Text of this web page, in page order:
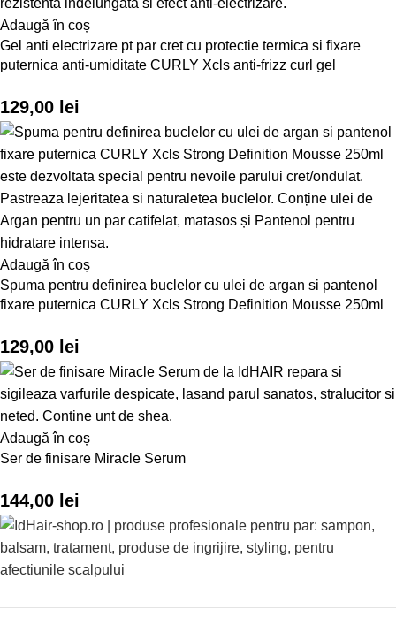
Adaugă în coș
Gel anti electrizare pt par cret cu protectie termica si fixare
puternica anti-umiditate CURLY Xcls anti-frizz curl gel
129,00 lei
Adaugă în coș
Spuma pentru definirea buclelor cu ulei de argan si pantenol
fixare puternica CURLY Xcls Strong Definition Mousse 250ml
129,00 lei
Adaugă în coș
Ser de finisare Miracle Serum
144,00 lei